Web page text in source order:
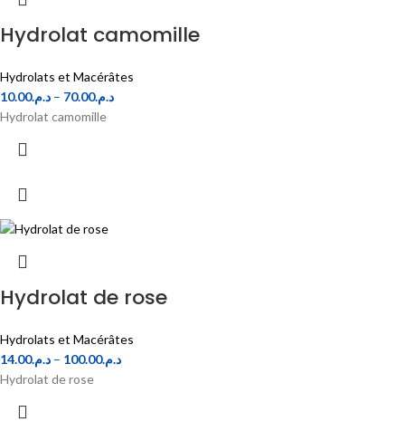
Hydrolat camomille
Hydrolats et Macérâtes
د.م.10.00 – د.م.70.00
Hydrolat camomille
Hydrolat de rose
Hydrolats et Macérâtes
د.م.14.00 – د.م.100.00
Hydrolat de rose